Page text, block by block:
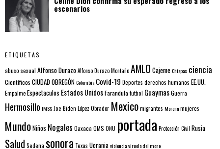
escenarios
ETIQUETAS
abuso sexual Alfonso DurazoAlfonso Durazo MontañoAMLO CajemeChiapas ciencia
Científicos CIUDAD OBREGÓNColombia Covid-19 Deportes derechos humanos EE.UU.
EmpalmeEspectaculos Estados UnidosFarandulafutbol GuaymasGuerra
Hermosillo IMSS Joe Biden López Obrador Mexicomigrantes Morenamujeres
MundoNiños Nogales Oaxaca OMS ONU portada Protección Civil Rusia
Salud Sedena sonora Texas Ucraniaviolenciaviruela del mono